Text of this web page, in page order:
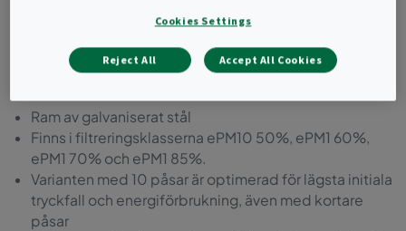
kombinerar lågt initialtryckfall med god
stofthållningsförmåga vilket ger lång livslängd
och låg energiförbrukning.
Ram av galvaniserat stål
Finns i filtreringsklasserna ePM10 50%, ePM1 60%,
ePM1 70% och ePM1 85%.
Varianten med 10 påsar är optimerad för lägsta initiala
tryckfall och energiförbrukning, även med kortare
påsar
Cookies Settings
Reject All Accept All Cookies